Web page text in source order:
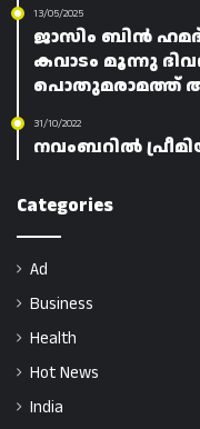
13/05/2025
ജാസിം ബിൻ ഹമദ്
കവാടം മൂന്നു
പൊതുമരാമത്ത്
31/10/2022
നവംബറിൽ
Categories
Ad
Business
Health
Hot News
India